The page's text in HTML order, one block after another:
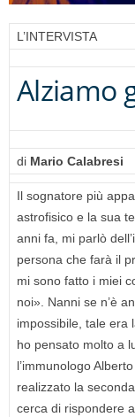
L’INTERVISTA
Alziamo
di Mario Calabresi
Il sognatore più
astrofisico e la sua
anni fa, mi parlò
persona che farà il
mi sono fatto i miei
noi». Nanni se n’è
impossibile, tale era
ho pensato molto a
l’immunologo
realizzato la
cerca di rispondere